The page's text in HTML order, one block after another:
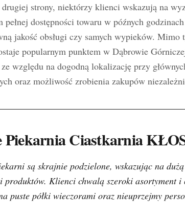
strony, niektórzy klienci wskazują na
pełnej dostępności towaru w późnych
jakość obsługi czy samych wypieków. Mimo
popularnym punktem w Dąbrowie
względu na dogodną lokalizację przy
oraz możliwość zrobienia zakupów
Piekarnia Ciastkarnia
są skrajnie podzielone, wskazując na
produktów. Klienci chwalą szeroki asortyment i
puste półki wieczorami oraz nieuprzejmy